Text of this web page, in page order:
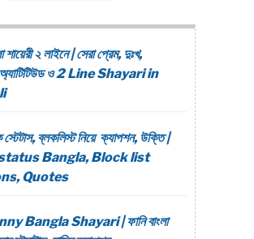
শায়েরী ২ লাইনে | সেরা প্রেম, দুঃখ,
অ্যাটিটিউড ও 2 Line Shayari in
ব্লকলিস্ট নিয়ে ক্যাপশন, উক্তি |
Bangla, Block list
Quotes
Bangla Shayari | ফানি বাংলা